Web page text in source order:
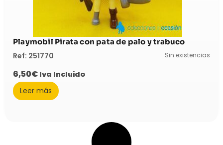
Playmobil Pirata con pata de palo y trabuco
Ref: 251770 Sin existencias
6,50€ Iva Incluido
Leer más